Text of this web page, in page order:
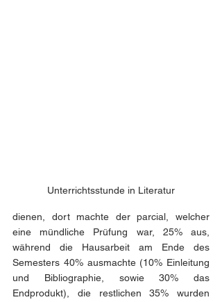
Unterrichtsstunde in Literatur
dienen, dort machte der parcial, welcher
eine mündliche Prüfung war, 25% aus,
während die Hausarbeit am Ende des
Semesters 40% ausmachte (10% Einleitung
und Bibliographie, sowie 30% das
Endprodukt), die restlichen 35% wurden